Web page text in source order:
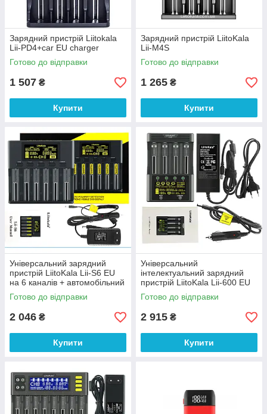
Зарядний пристрій Liitokala
Lii-PD4+car EU charger
Готово до відправки
1 507 ₴
Купити
Зарядний пристрій LiitoKala
Lii-M4S
Готово до відправки
1 265 ₴
Купити
Універсальний зарядний
пристрій LiitoKala Lii-S6 EU
на 6 каналів + автомобільний
кабель
Готово до відправки
2 046 ₴
Купити
Універсальний
інтелектуальний зарядний
пристрій LiitoKala Lii-600 EU
для акумуляторів +
автомобільний кабель
Готово до відправки
2 915 ₴
Купити